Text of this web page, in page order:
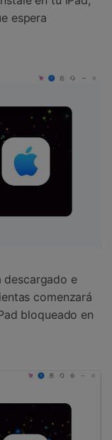
espera
descargado e
comenzará
bloqueado en